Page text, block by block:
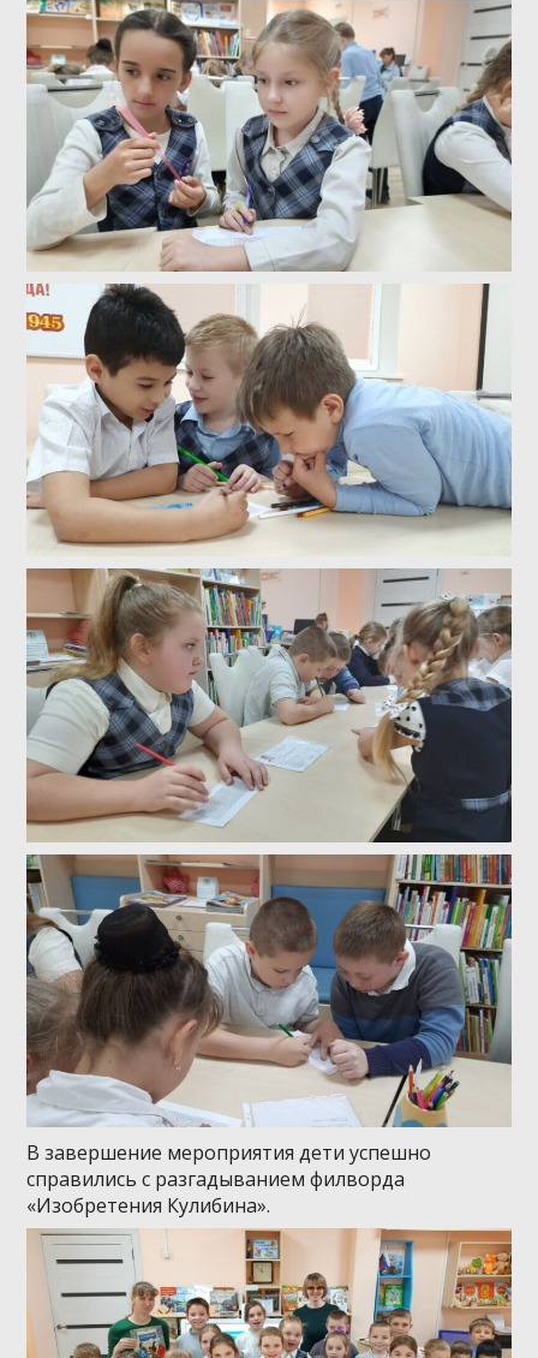
В завершение мероприятия дети успешно
справились с разгадыванием филворда
«Изобретения Кулибина».